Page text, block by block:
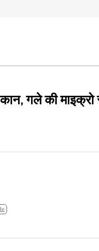
गले की माइक्रो